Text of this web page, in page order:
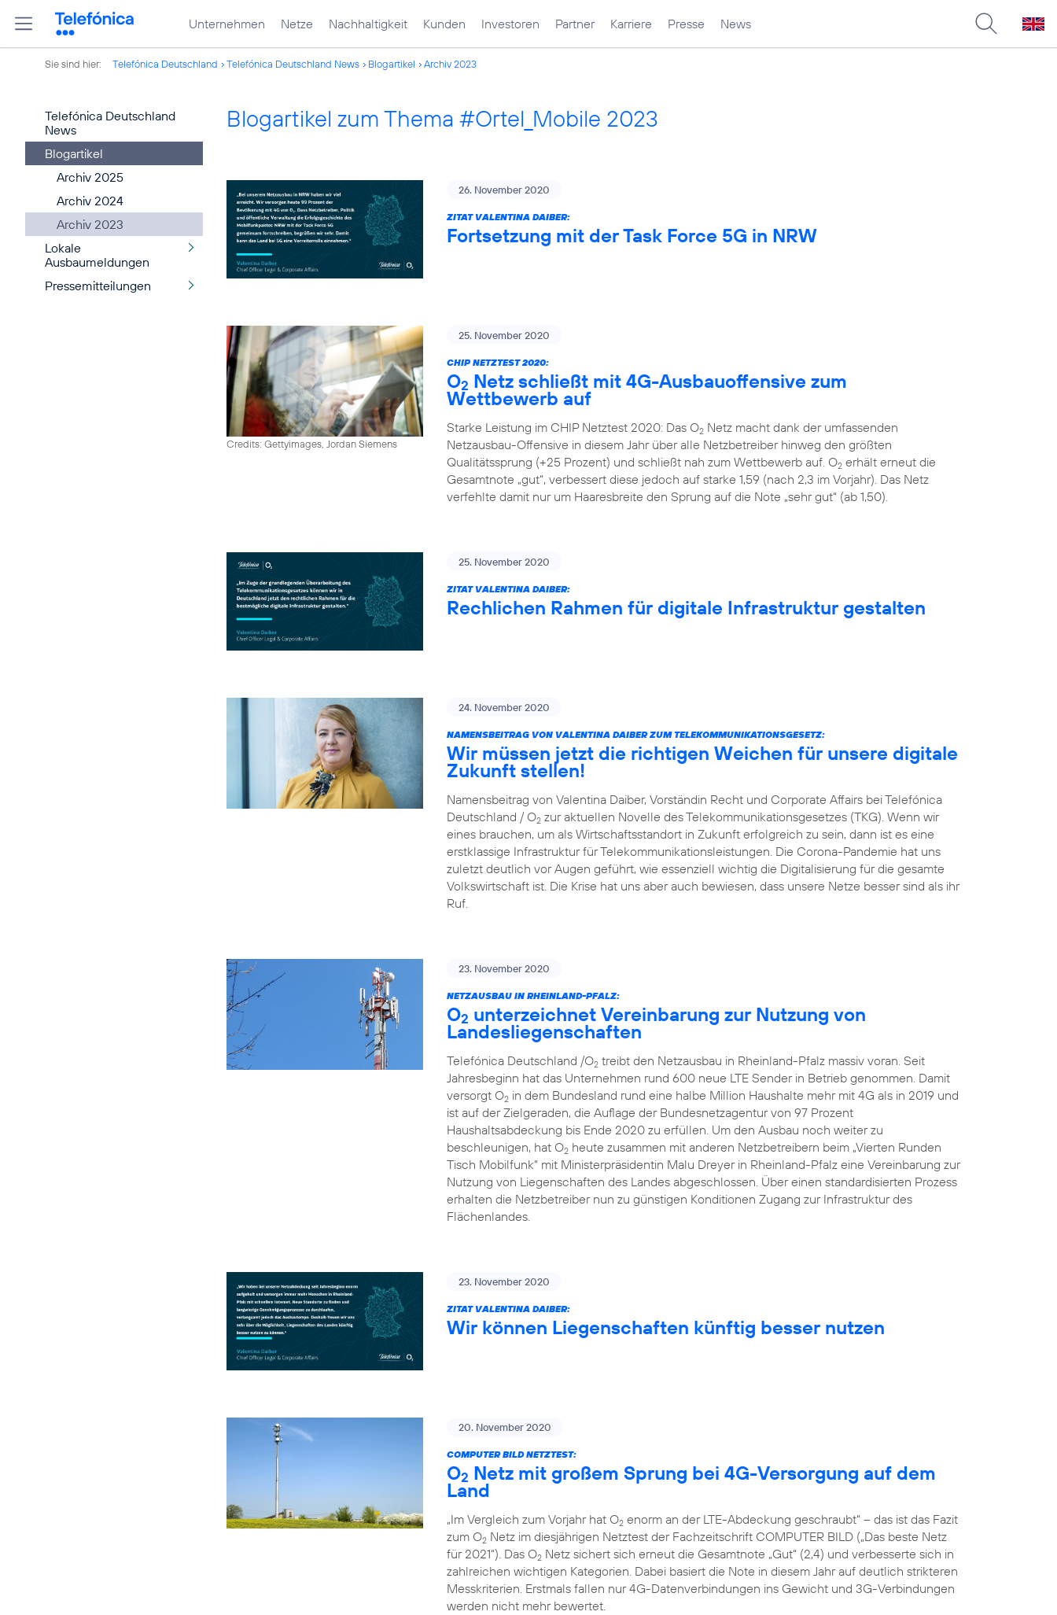
Unternehmen Netze Nachhaltigkeit Kunden Investoren Partner Karriere Presse News
Sie sind hier: Telefónica Deutschland Telefónica Deutschland News Blogartikel Archiv 2023
Telefónica Deutschland
News
Blogartikel
Archiv 2025
Archiv 2024
Archiv 2023
Lokale
Ausbaumeldungen
Pressemitteilungen
Blogartikel zum Thema #Ortel_Mobile 2023
26. November 2020
ZITAT VALENTINA DAIBER:
Fortsetzung mit der Task Force 5G in NRW
Credits: Gettyimages, Jordan Siemens
25. November 2020
CHIP NETZTEST 2020:
O2 Netz schließt mit 4G-Ausbauoffensive zum
Wettbewerb auf
Starke Leistung im CHIP Netztest 2020: Das O2 Netz macht dank der umfassenden
Netzausbau-Offensive in diesem Jahr über alle Netzbetreiber hinweg den größten
Qualitätssprung (+25 Prozent) und schließt nah zum Wettbewerb auf. O2 erhält erneut die
Gesamtnote „gut“, verbessert diese jedoch auf starke 1,59 (nach 2,3 im Vorjahr). Das Netz
verfehlte damit nur um Haaresbreite den Sprung auf die Note „sehr gut“ (ab 1,50).
25. November 2020
ZITAT VALENTINA DAIBER:
Rechlichen Rahmen für digitale Infrastruktur gestalten
24. November 2020
NAMENSBEITRAG VON VALENTINA DAIBER ZUM TELEKOMMUNIKATIONSGESETZ:
Wir müssen jetzt die richtigen Weichen für unsere digitale
Zukunft stellen!
Namensbeitrag von Valentina Daiber, Vorständin Recht und Corporate Affairs bei Telefónica
Deutschland / O2 zur aktuellen Novelle des Telekommunikationsgesetzes (TKG). Wenn wir
eines brauchen, um als Wirtschaftsstandort in Zukunft erfolgreich zu sein, dann ist es eine
erstklassige Infrastruktur für Telekommunikationsleistungen. Die Corona-Pandemie hat uns
zuletzt deutlich vor Augen geführt, wie essenziell wichtig die Digitalisierung für die gesamte
Volkswirtschaft ist. Die Krise hat uns aber auch bewiesen, dass unsere Netze besser sind als ihr
Ruf.
23. November 2020
NETZAUSBAU IN RHEINLAND-PFALZ:
O2 unterzeichnet Vereinbarung zur Nutzung von
Landesliegenschaften
Telefónica Deutschland /O2 treibt den Netzausbau in Rheinland-Pfalz massiv voran. Seit
Jahresbeginn hat das Unternehmen rund 600 neue LTE Sender in Betrieb genommen. Damit
versorgt O2 in dem Bundesland rund eine halbe Million Haushalte mehr mit 4G als in 2019 und
ist auf der Zielgeraden, die Auflage der Bundesnetzagentur von 97 Prozent
Haushaltsabdeckung bis Ende 2020 zu erfüllen. Um den Ausbau noch weiter zu
beschleunigen, hat O2 heute zusammen mit anderen Netzbetreibern beim „Vierten Runden
Tisch Mobilfunk“ mit Ministerpräsidentin Malu Dreyer in Rheinland-Pfalz eine Vereinbarung zur
Nutzung von Liegenschaften des Landes abgeschlossen. Über einen standardisierten Prozess
erhalten die Netzbetreiber nun zu günstigen Konditionen Zugang zur Infrastruktur des
Flächenlandes.
23. November 2020
ZITAT VALENTINA DAIBER:
Wir können Liegenschaften künftig besser nutzen
20. November 2020
COMPUTER BILD NETZTEST:
O2 Netz mit großem Sprung bei 4G-Versorgung auf dem
Land
„Im Vergleich zum Vorjahr hat O2 enorm an der LTE-Abdeckung geschraubt“ – das ist das Fazit
zum O2 Netz im diesjährigen Netztest der Fachzeitschrift COMPUTER BILD („Das beste Netz
für 2021“). Das O2 Netz sichert sich erneut die Gesamtnote „Gut“ (2,4) und verbesserte sich in
zahlreichen wichtigen Kategorien. Dabei basiert die Note in diesem Jahr auf deutlich strikteren
Messkriterien. Erstmals fallen nur 4G-Datenverbindungen ins Gewicht und 3G-Verbindungen
werden nicht mehr bewertet.